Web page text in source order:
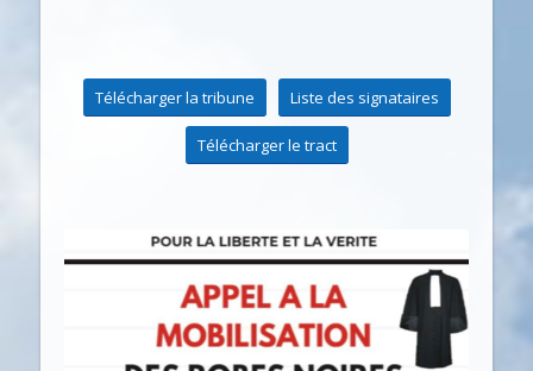
Télécharger la tribune Liste des signataires
Télécharger le tract